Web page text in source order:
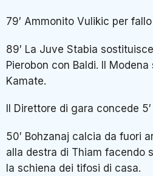
79′ Ammonito Vulikic per
89′ La Juve Stabia
Pierobon con Baldi. Il
Kamate.
Il Direttore di gara concede
50′ Bohzanaj calcia da fuori
alla destra di Thiam facendo
la schiena dei tifosi di casa.